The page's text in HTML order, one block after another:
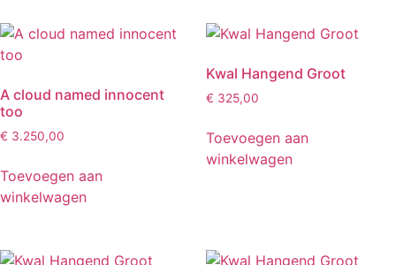
A cloud named innocent
too
€ 3.250,00
Toevoegen aan
winkelwagen
Kwal Hangend Groot
€ 325,00
Toevoegen aan
winkelwagen